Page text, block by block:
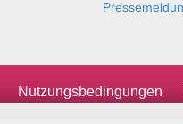
Nutzungsbedingungen